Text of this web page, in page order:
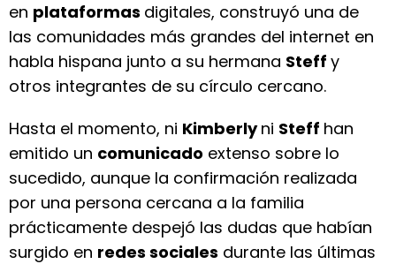
en plataformas digitales, construyó una de
las comunidades más grandes del internet en
habla hispana junto a su hermana Steff y
otros integrantes de su círculo cercano.
Hasta el momento, ni Kimberlyni Steff han
emitido un comunicado extenso sobre lo
sucedido, aunque la confirmación realizada
por una persona cercana a la familia
prácticamente despejó las dudas que habían
surgido en redes sociales durante las últimas